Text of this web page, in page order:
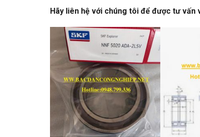
Hãy liên hệ với chúng tôi để được tư vấn